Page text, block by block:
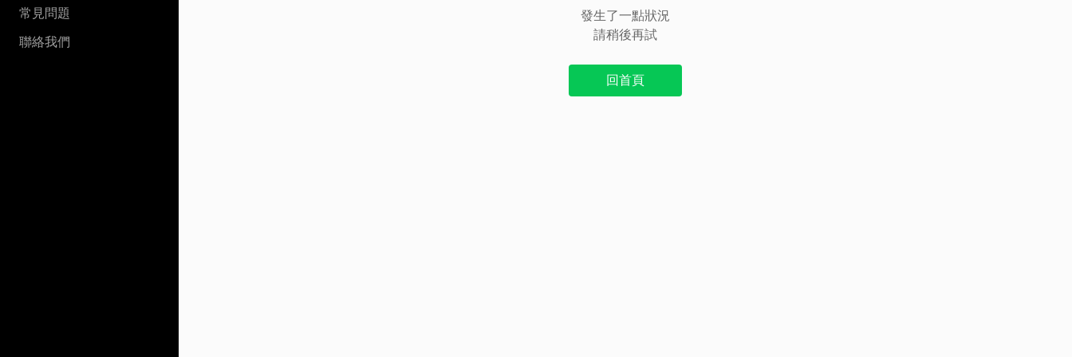
常見問題
聯絡我們
發生了一點狀況
請稍後再試
回首頁